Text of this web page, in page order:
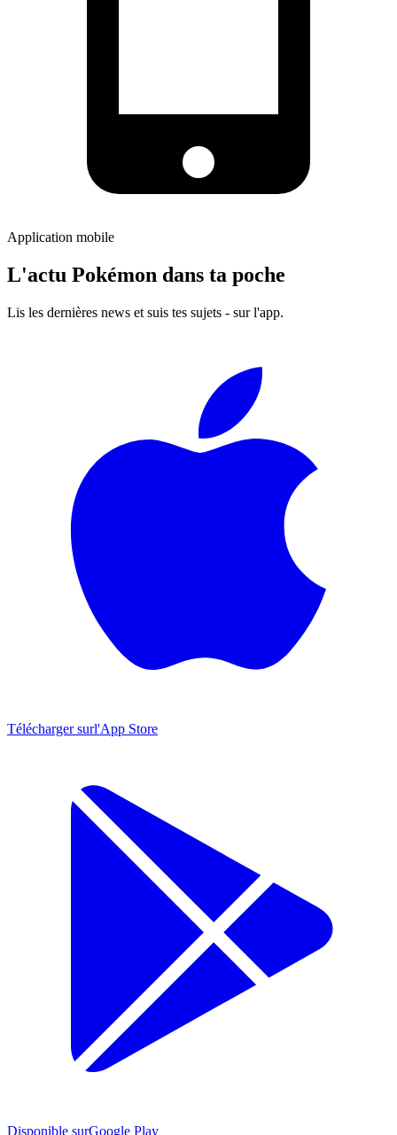
Application mobile
L'actu Pokémon dans ta poche
Lis les dernières news et suis tes sujets - sur l'app.
Télécharger surl'App Store
Disponible surGoogle Play